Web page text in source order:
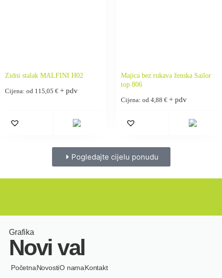
Zidni stalak MALFINI H02
Cijena: od 115,05 € + pdv
Majica bez rukava ženska Sailor
top 806
Cijena: od 4,88 € + pdv
Pogledajte cijelu ponudu
Grafika
Novi val
PočetnaNovostiO namaKontakt